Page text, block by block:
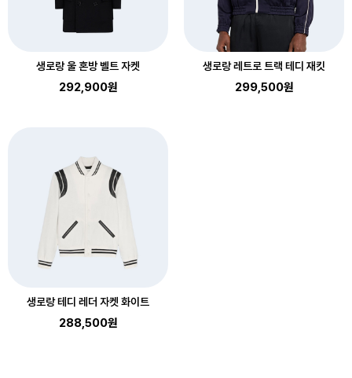
생로랑 울 혼방 벨트 자켓
292,900원
생로랑 레트로 트랙 테디 재킷
299,500원
생로랑 테디 레더 자켓 화이트
288,500원